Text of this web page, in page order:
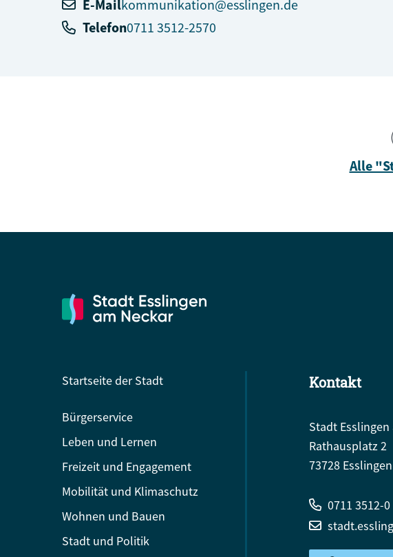
E-Mailkommunikation@esslingen.de
Telefon0711 3512-2570
Alle
Startseite der Stadt
Bürgerservice
Leben und Lernen
Freizeit und Engagement
Mobilität und Klimaschutz
Wohnen und Bauen
Stadt und Politik
Kontakt
Stadt
Rathausplatz 2
73728
0711 3512-0